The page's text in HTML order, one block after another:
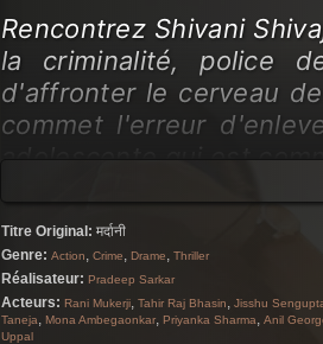
Rencontrez Shivani
la criminalité, police
d'affronter le cerveau
commet l'erreur
adolescente qui est
très personnelle et
fille, Shivani tombe
cruels et de
à jamais. Ce qui suit est
intrépide et un jeune et
Titre Original: मर्दानी
Genre: Action, Crime, Drame, Thriller
Réalisateur: Pradeep Sarkar
Acteurs: Rani Mukerji, Tahir Raj Bhasin, Jisshu
Taneja, Mona Ambegaonkar, Priyanka Sharma, Anil
Uppal